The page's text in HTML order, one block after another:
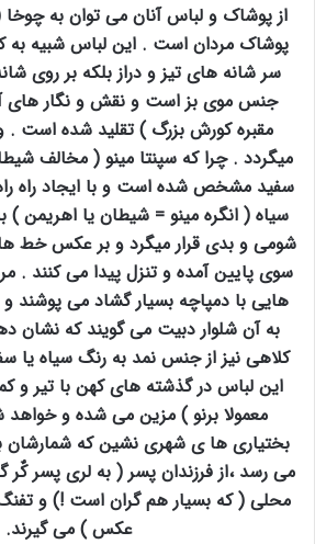
از پوشاک و لباس آنان می توان به چوخا
پوشاک مردان است . این لباس شبیه به
سر شانه های تیز و دراز بلکه بر روی
جنس موی بز است و نقش و نگار های
مقبره کورش بزرگ ) تقلید شده است .
میگردد . چرا که سپنتا مینو ( مخالف
سفید مشخص شده است و با ایجاد راه
سیاه ( انگره مینو = شیطان یا اهریمن )
شومی و بدی قرار میگرد و بر عکس خط
سوی پایین آمده و تنزل پیدا می کنند .
هایی با دمپاچه بسیار گشاد می پوشند
به آن شلوار دبیت می گویند که نشان
کلاهی نیز از جنس نمد به رنگ سیاه یا
این لباس در گذشته های کهن با تیر و
معمولا برنو ) مزین می شده و
می رسد ،از فرزندان پسر ( به لری پسر
محلی ( که بسیار هم گران است !) و
عکس ) می گیرند.